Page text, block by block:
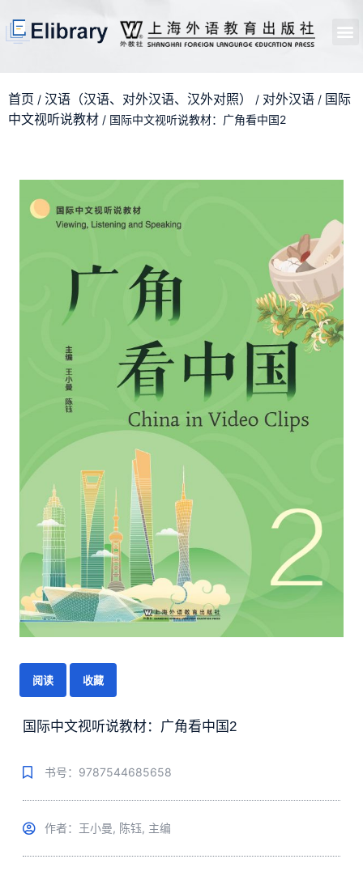
首页 / 汉语（汉语、对外汉语、汉外对照） / 对外汉语 / 国际
中文视听说教材 / 国际中文视听说教材：广角看中国2
阅读 收藏
国际中文视听说教材：广角看中国2
书号：9787544685658
作者：王小曼, 陈钰, 主编